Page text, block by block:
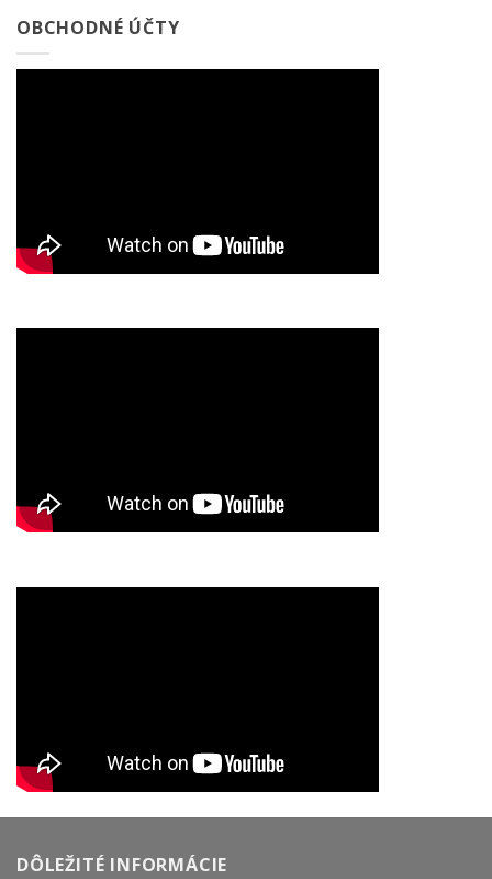
OBCHODNÉ ÚČTY
DÔLEŽITÉ INFORMÁCIE